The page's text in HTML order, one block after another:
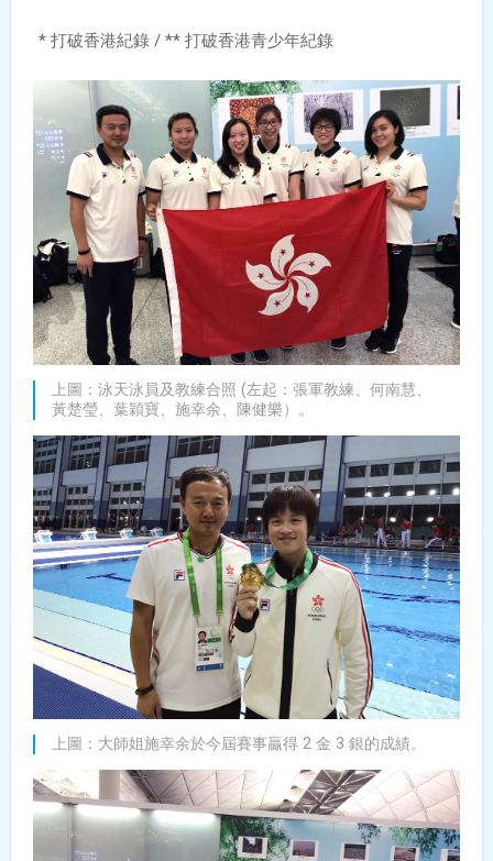
* 打破香港紀錄 / ** 打破香港青少年紀錄
上圖：泳天泳員及教練合照 (左起：張軍教練、何南慧、
黃楚瑩、葉穎寶、施幸余、陳健樂）。
上圖：大師姐施幸余於今屆賽事贏得 2 金 3 銀的成績。